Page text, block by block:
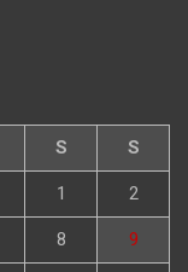
S S
1 2
8 9